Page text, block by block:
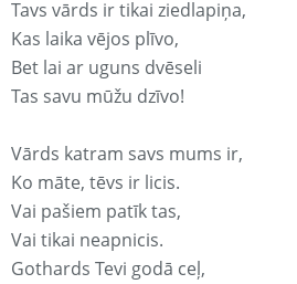
Tavs vārds ir tikai ziedlapiņa,
Kas laika vējos plīvo,
Bet lai ar uguns dvēseli
Tas savu mūžu dzīvo!
Vārds katram savs mums ir,
Ko māte, tēvs ir licis.
Vai pašiem patīk tas,
Vai tikai neapnicis.
Gothards Tevi godā ceļ,